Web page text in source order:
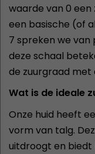
waarde van 0 een
een basische (of
7 spreken we van
deze schaal
de zuurgraad met
Wat is de ideale
Onze huid heeft
vorm van talg.
uitdroogt en